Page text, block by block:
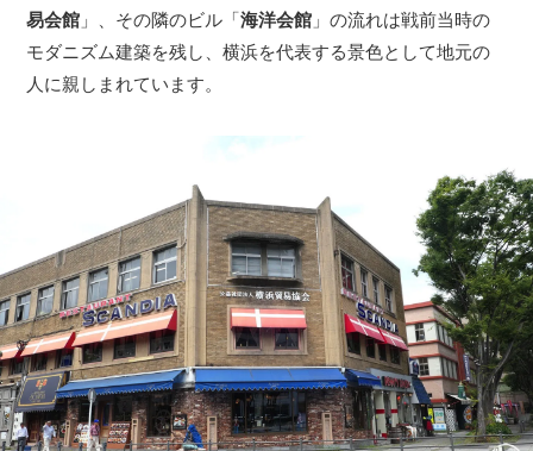
易会館 」、その隣のビル「海洋会館 」の流れは戦前当時の
モダニズム建築を残し、横浜を代表する景色として地元の
人に親しまれています。